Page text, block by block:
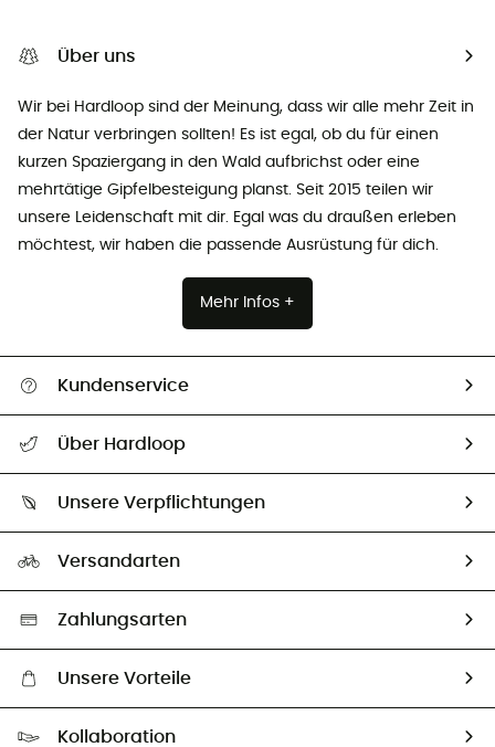
Über uns
Wir bei Hardloop sind der Meinung, dass wir alle mehr Zeit in
der Natur verbringen sollten! Es ist egal, ob du für einen
kurzen Spaziergang in den Wald aufbrichst oder eine
mehrtätige Gipfelbesteigung planst. Seit 2015 teilen wir
unsere Leidenschaft mit dir. Egal was du draußen erleben
möchtest, wir haben die passende Ausrüstung für dich.
Mehr Infos +
Kundenservice
Größentabelle
Über Hardloop
Unsere Botschafter
Unsere Verpflichtungen
Auswahl an nachhaltigen Produkten
Versandarten
Zahlungsarten
Unsere Vorteile
Kollaboration